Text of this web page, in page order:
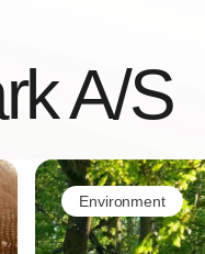
A/S
Environment